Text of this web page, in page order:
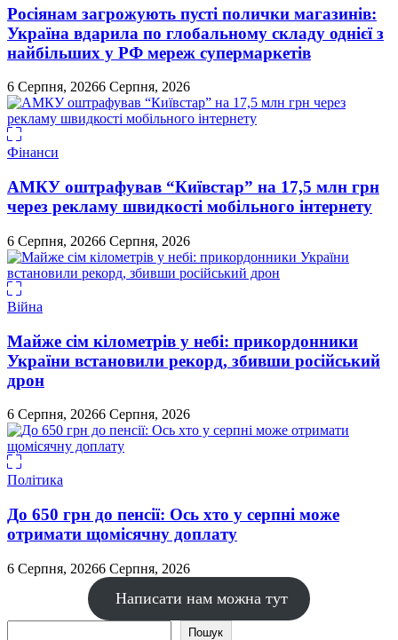
Росіянам загрожують пусті полички магазинів:
Україна вдарила по глобальному складу однієї з
найбільших у РФ мереж супермаркетів
6 Серпня, 20266 Серпня, 2026
Фінанси
АМКУ оштрафував “Київстар” на 17,5 млн грн
через рекламу швидкості мобільного інтернету
6 Серпня, 20266 Серпня, 2026
Війна
Майже сім кілометрів у небі: прикордонники
України встановили рекорд, збивши російський
дрон
6 Серпня, 20266 Серпня, 2026
Політика
До 650 грн до пенсії: Ось хто у серпні може
отримати щомісячну доплату
6 Серпня, 20266 Серпня, 2026
Написати нам можна тут
Пошук